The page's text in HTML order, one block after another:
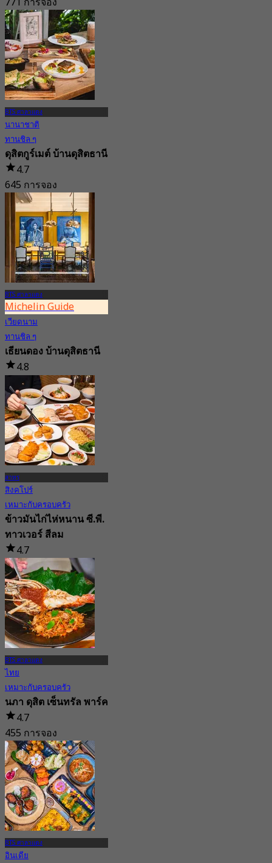
จาก฿ 596.66
BTS ศาลาแดง
นานาชาติ
ทานชิล ๆ
ดุสิตกูร์เมต์ บ้านดุสิตธานี
4.7
645 การจอง
จาก฿ 363.33
BTS ศาลาแดง
Michelin Guide
เวียดนาม
ทานชิล ๆ
เธียนดอง บ้านดุสิตธานี
4.8
3.1K การจอง
จาก฿ 395
สาทร
สิงคโปร์
เหมาะกับครอบครัว
ข้าวมันไก่ไห่หนาน ซี.พี.
ทาวเวอร์ สีลม
4.7
322 การจอง
จาก฿ 199
BTS ศาลาแดง
ไทย
เหมาะกับครอบครัว
นภา ดุสิต เซ็นทรัล พาร์ค
4.7
455 การจอง
จาก฿ 330
BTS ศาลาแดง
อินเดีย